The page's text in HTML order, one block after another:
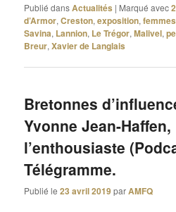
Publié dansActualités | Marqué avec
d’Armor,Creston,exposition,femmes
Savina, Lannion, Le Trégor,Malivel,
Breur,Xavier de Langlais
Bretonnes
Yvonne Jean-Haffen,
l’enthousiaste
Télégramme.
Publié le23 avril 2019parAMFQ